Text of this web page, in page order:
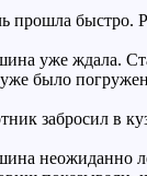
прошла быстро.
уже ждала.
уже было
забросил в
неожиданно